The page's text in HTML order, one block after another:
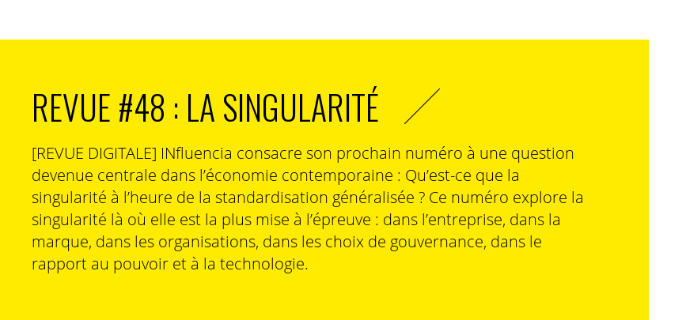
REVUE #48 : LA SINGULARITÉ
[REVUE DIGITALE] INfluencia consacre son prochain numéro à une question
devenue centrale dans l’économie contemporaine : Qu’est-ce que la
singularité à l’heure de la standardisation généralisée ? Ce numéro explore la
singularité là où elle est la plus mise à l’épreuve : dans l’entreprise, dans la
marque, dans les organisations, dans les choix de gouvernance, dans le
rapport au pouvoir et à la technologie.